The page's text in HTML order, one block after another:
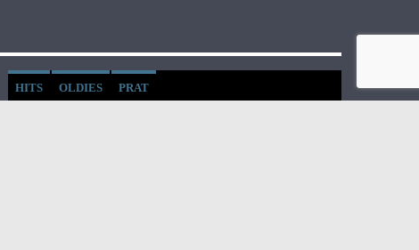
HITS OLDIES PRAT